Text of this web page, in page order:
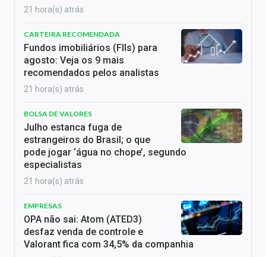
21 hora(s) atrás
CARTEIRA RECOMENDADA
Fundos imobiliários (FIIs) para
agosto: Veja os 9 mais
recomendados pelos analistas
21 hora(s) atrás
BOLSA DE VALORES
Julho estanca fuga de
estrangeiros do Brasil; o que
pode jogar ‘água no chope’, segundo
especialistas
21 hora(s) atrás
EMPRESAS
OPA não sai: Atom (ATED3)
desfaz venda de controle e
Valorant fica com 34,5% da companhia